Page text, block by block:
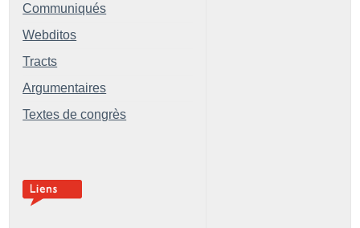
Communiqués
Webditos
Tracts
Argumentaires
Textes de congrès